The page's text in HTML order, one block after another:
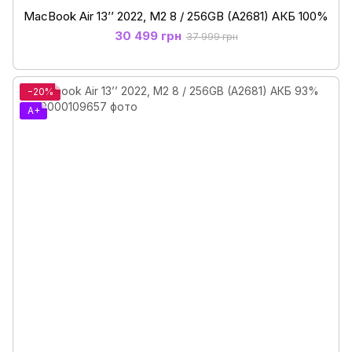
MacBook Air 13’’ 2022, М2 8 / 256GB (A2681) АКБ 100%
30 499 грн 37 999 грн
−20%
A+